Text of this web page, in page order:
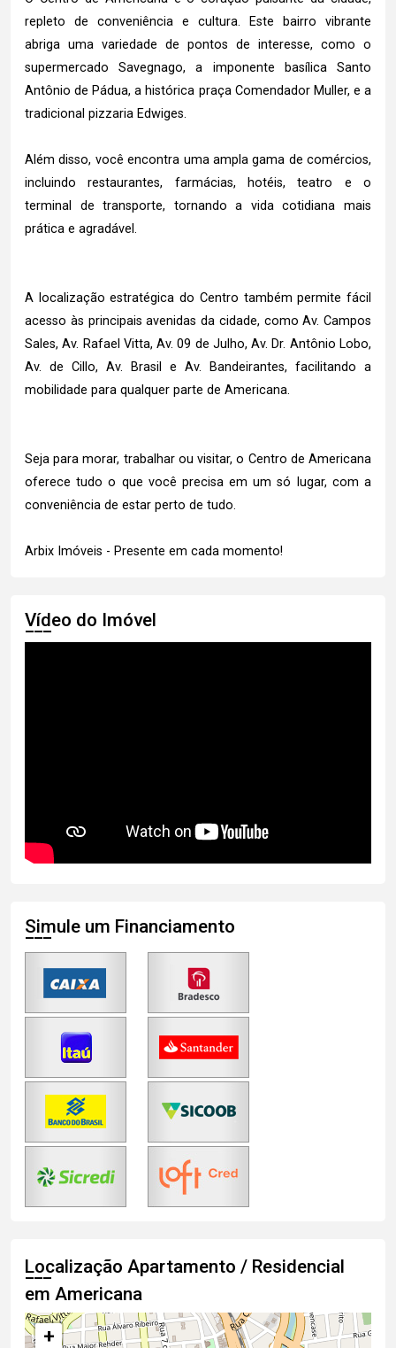
repleto de conveniência e cultura. Este bairro vibrante
abriga uma variedade de pontos de interesse, como o
supermercado Savegnago, a imponente basílica Santo
Antônio de Pádua, a histórica praça Comendador Muller, e a
tradicional pizzaria Edwiges.
Além disso, você encontra uma ampla gama de comércios,
incluindo restaurantes, farmácias, hotéis, teatro e o
terminal de transporte, tornando a vida cotidiana mais
prática e agradável.
A localização estratégica do Centro também permite fácil
acesso às principais avenidas da cidade, como Av. Campos
Sales, Av. Rafael Vitta, Av. 09 de Julho, Av. Dr. Antônio Lobo,
Av. de Cillo, Av. Brasil e Av. Bandeirantes, facilitando a
mobilidade para qualquer parte de Americana.
Seja para morar, trabalhar ou visitar, o Centro de Americana
oferece tudo o que você precisa em um só lugar, com a
conveniência de estar perto de tudo.
Arbix Imóveis - Presente em cada momento!
Vídeo do Imóvel
Simule um Financiamento
Localização Apartamento / Residencial
em Americana
+